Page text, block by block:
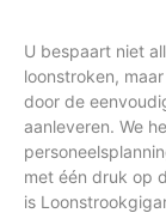
U bespaart niet
loonstroken,
door de
aanleveren. We
met één druk op
is